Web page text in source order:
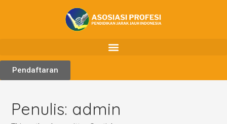
Pendaftaran
Penulis: admin